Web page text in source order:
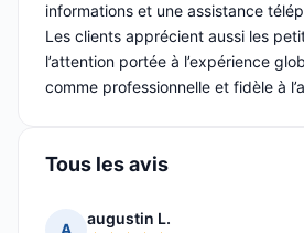
informations et une assistance
Les clients apprécient aussi les
l’attention portée à l’expérience
comme professionnelle et fidèle à
Tous les avis
augustin L.